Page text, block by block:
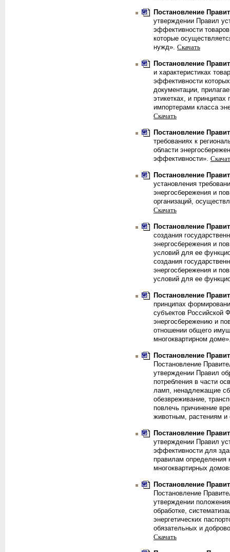
Постановление
утверждении Правил
эффективности
которые
нужд». Скачать
Постановление
и характеристиках
эффективности
документации,
этикетках, и
импортерами класса
Скачать
Постановление
требованиях к
области
эффективности».
Постановление
установления
энергосбережения и
организаций,
Скачать
Постановление
создания
энергосбережения и
условий для ее
создания
энергосбережения и
условий для ее
Постановление
принципах
субъектов Российской
энергосбережению и
отношении общего
многоквартирном
Постановление
Постановление
утверждении Правил
потребления в части
ламп, ненадлежащие
обезвреживание,
повлечь причинение
животным, растениям
Постановление
утверждении Правил
эффективности для
правилам определения
многоквартирных
Постановление
Постановление
утверждении
обработке,
энергетических
обязательных и
Скачать